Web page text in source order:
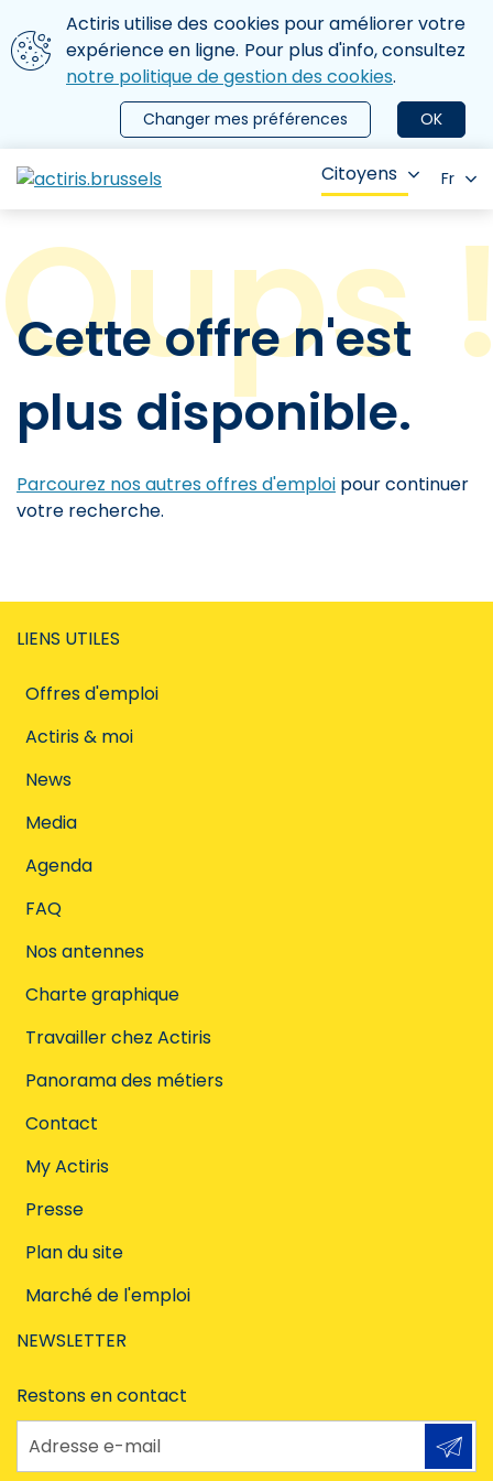
Aller au contenu principal
Nous utilisons des cookies
Actiris utilise des cookies pour améliorer votre
expérience en ligne. Pour plus d'info, consultez
notre politique de gestion des cookies.
OK
Changer mes préférences
le menu
Citoyens Fr
Cette offre n'est
plus disponible.
Parcourez nos autres offres d'emploi pour continuer
votre recherche.
LIENS UTILES
Offres d'emploi
Actiris & moi
News
Media
Agenda
FAQ
Nos antennes
Charte graphique
Travailler chez Actiris
Panorama des métiers
Contact
My Actiris
Presse
Plan du site
Marché de l'emploi
NEWSLETTER
Restons en contact
Adresse e-mail